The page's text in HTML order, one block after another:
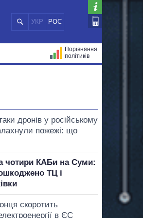
УКР РОС
Порівняння
політиків
дронів у російському
пожежі: що
чотири КАБи на Суми:
ТЦ і
скоротить
в ЄС